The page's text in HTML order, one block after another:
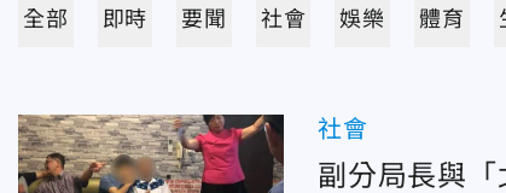
全部 即時 要聞 社會 娛樂 體育
社會
副分局長與